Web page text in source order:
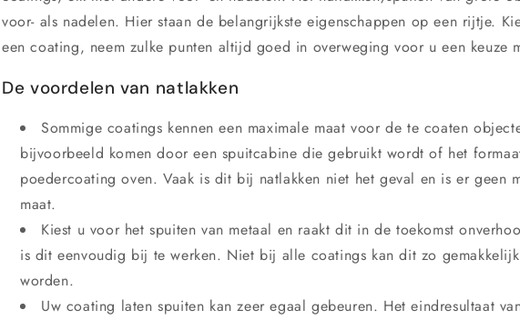
voor- als nadelen. Hier staan de belangrijkste eigenschappen op een rijtje.
een coating, neem zulke punten altijd goed in overweging voor u een keuze
De voordelen van natlakken
Sommige coatings kennen een maximale maat voor de te coaten
bijvoorbeeld komen door een spuitcabine die gebruikt wordt of het
poedercoating oven. Vaak is dit bij natlakken niet het geval en is er geen
maat.
Kiest u voor het spuiten van metaal en raakt dit in de toekomst
is dit eenvoudig bij te werken. Niet bij alle coatings kan dit zo
worden.
Uw coating laten spuiten kan zeer egaal gebeuren. Het eindresultaat